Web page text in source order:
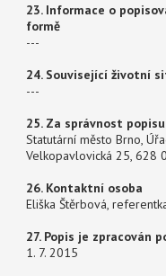
23. Informace o
formě
---
24. Související životní
---
25. Za správnost
Statutární město Brno,
Velkopavlovická 25, 628
26. Kontaktní osoba
Eliška Štěrbová,
27. Popis je zpracován
1. 7. 2015